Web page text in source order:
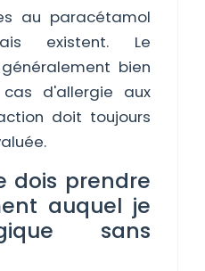
au paracétamol
existent. Le
bien
d'allergie aux
doit toujours
dois prendre
auquel je
sans